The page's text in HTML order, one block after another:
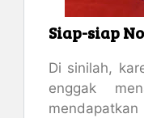
Siap-siap
Di sinilah,
enggak